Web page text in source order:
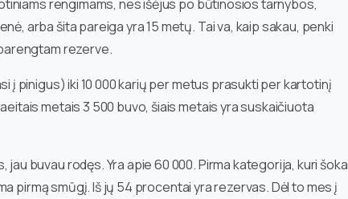
rengimams, nes išėjus po būtinosios tarnybos,
arba šita pareiga yra 15 metų. Tai va, kaip sakau, penki
rezerve.
į pinigus) iki 10 000 karių per metus prasukti per kartotinį
metais 3 500 buvo, šiais metais yra suskaičiuota
buvau rodęs. Yra apie 60 000. Pirma kategorija, kuri šoka
pirmą smūgį. Iš jų 54 procentai yra rezervas. Dėl to mes į